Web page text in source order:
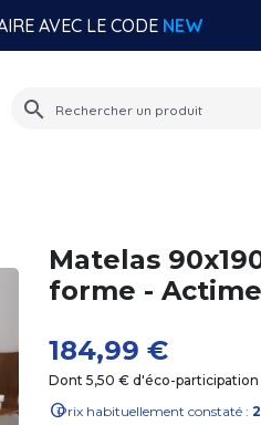
AVEC LE CODE NEW
search
Matelas
forme -
184,99 €
Dont 5,50 € d'éco-participation
infoPrix habituellement constaté :